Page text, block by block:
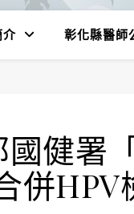
介 彰化縣醫師
健署
併HPV